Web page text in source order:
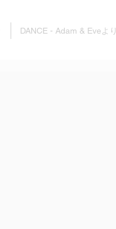
DANCE - Adam & Eveより